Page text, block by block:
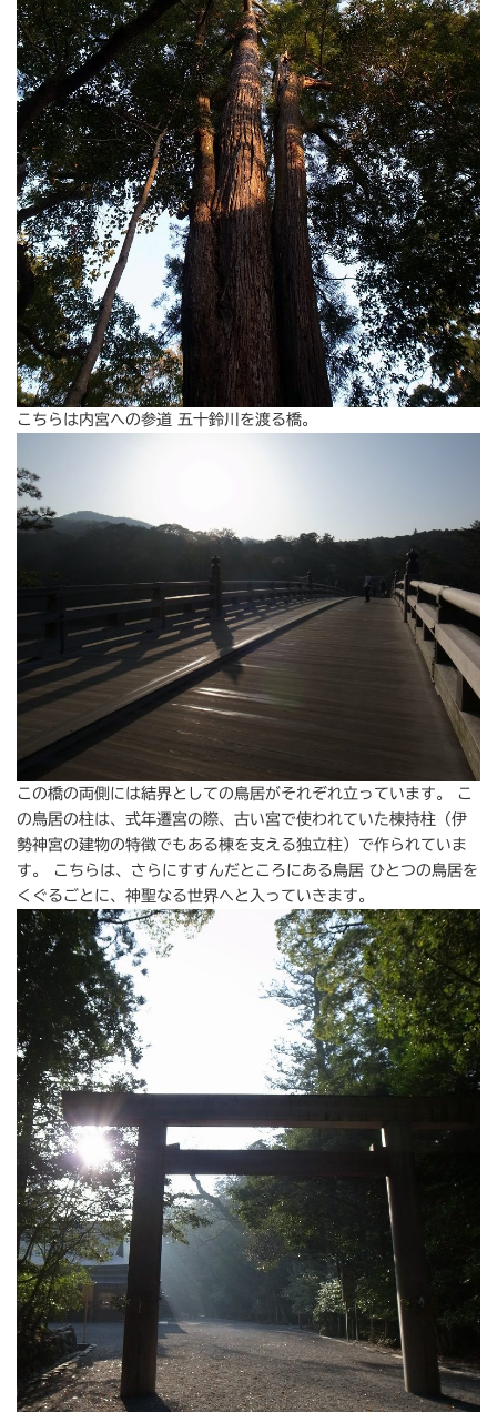
こちらは内宮への参道 五十鈴川を渡る橋。
この橋の両側には結界としての鳥居がそれぞれ立っています。 こ
の鳥居の柱は、式年遷宮の際、古い宮で使われていた棟持柱（伊
勢神宮の建物の特徴でもある棟を支える独立柱）で作られていま
す。 こちらは、さらにすすんだところにある鳥居 ひとつの鳥居を
くぐるごとに、神聖なる世界へと入っていきます。